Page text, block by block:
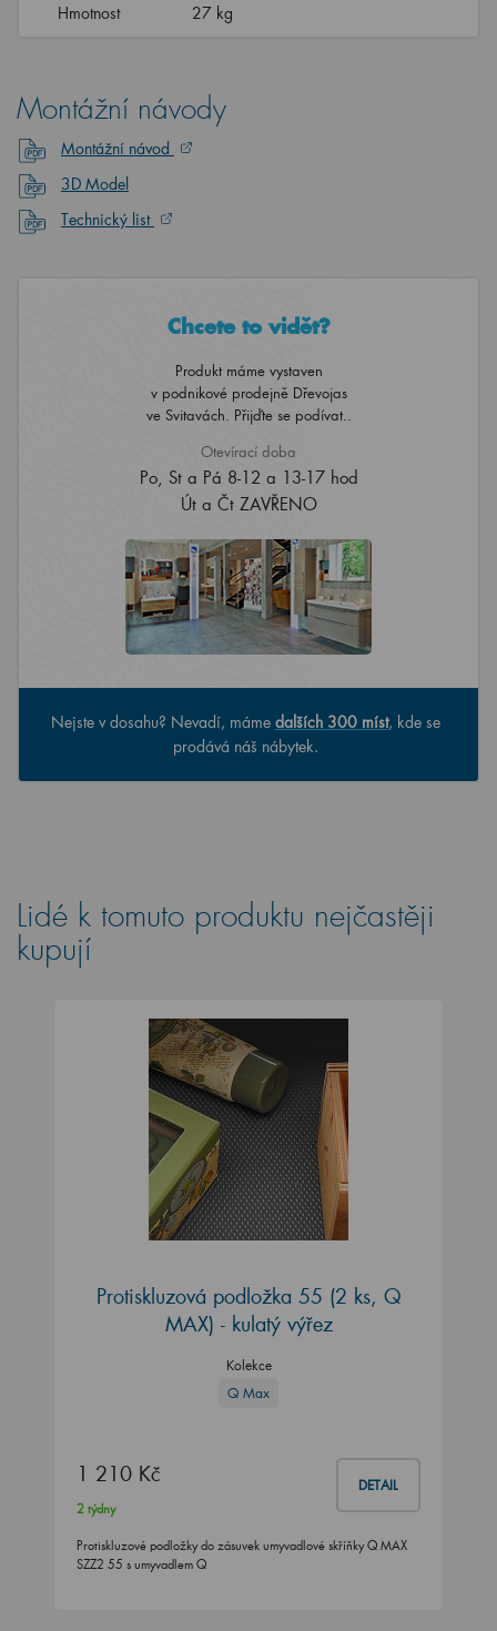
Hmotnost
27 kg
Montážní návody
Montážní návod
3D Model
Technický list
Chcete to vidět?
Produkt máme vystaven
v podnikové prodejně Dřevojas
ve Svitavách. Přijďte se podívat..
Otevírací doba
Po, St a Pá 8-12 a 13-17 hod
Út a Čt ZAVŘENO
Nejste v dosahu? Nevadí, máme dalších 300 míst, kde se
prodává náš nábytek.
Lidé k tomuto produktu nejčastěji
kupují
Protiskluzová podložka 55 (2 ks, Q
MAX) - kulatý výřez
Kolekce
Q Max
1 210 Kč DETAIL
2 týdny
Protiskluzové podložky do zásuvek umyvadlové skříňky Q MAX
SZZ2 55 s umyvadlem Q